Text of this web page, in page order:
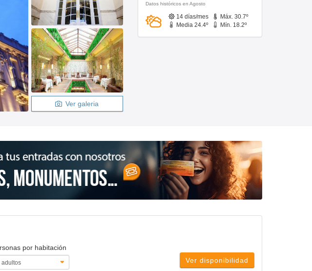
Ver galeria
Datos históricos en Agosto
14 días/mes
Máx. 30.7º
Media 24.4º
Mín. 18.2º
por habitación
Ver disponibilidad